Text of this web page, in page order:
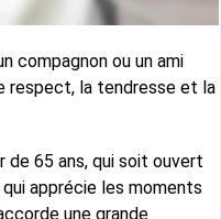
compagnon ou un ami
respect, la tendresse et la
de 65 ans, qui soit ouvert
apprécie les moments
une grande